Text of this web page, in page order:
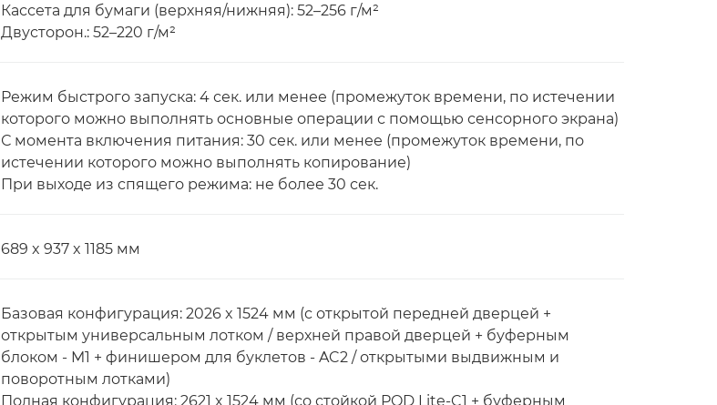
Кассета для бумаги (верхняя/нижняя): 52–256 г/м²
Двусторон.: 52–220 г/м²
Режим быстрого запуска: 4 сек. или менее (промежуток времени, по истечении
которого можно выполнять основные операции с помощью сенсорного экрана)
С момента включения питания: 30 сек. или менее (промежуток времени, по
истечении которого можно выполнять копирование)
При выходе из спящего режима: не более 30 сек.
689 x 937 x 1185 мм
Базовая конфигурация: 2026 x 1524 мм (с открытой передней дверцей +
открытым универсальным лотком / верхней правой дверцей + буферным
блоком - M1 + финишером для буклетов - AC2 / открытыми выдвижным и
поворотным лотками)
Полная конфигурация: 2621 x 1524 мм (со стойкой POD Lite-C1 + буферным